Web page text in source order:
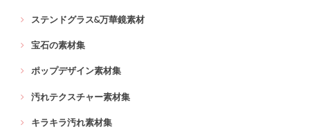
ステンドグラス&万華鏡素材
宝石の素材集
ポップデザイン素材集
汚れテクスチャー素材集
キラキラ汚れ素材集